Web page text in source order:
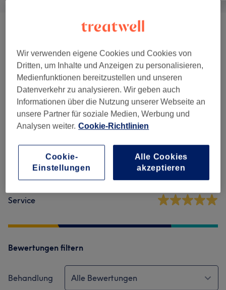
Maniküre & Pediküre ( 6)
Salonbewertungen
5,0
Service
Bewertungen filtern
Behandlung Alle Bewertungen
Wir verwenden eigene Cookies und Cookies von
Dritten, um Inhalte und Anzeigen zu personalisieren,
Medienfunktionen bereitzustellen und unseren
Datenverkehr zu analysieren. Wir geben auch
Informationen über die Nutzung unserer Webseite an
unsere Partner für soziale Medien, Werbung und
Analysen weiter. Cookie-Richtlinien
Alle Cookies
akzeptieren
Cookie-
Einstellungen